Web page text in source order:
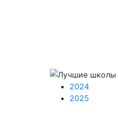
2024
2025